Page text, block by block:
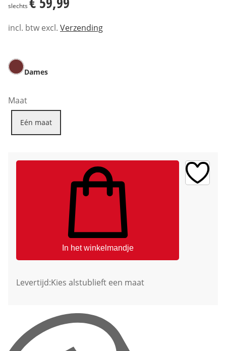
slechts
incl. btw excl. Verzending
Dames
Maat
Eén maat
In het winkelmandje
Levertijd:Kies alstublieft een maat